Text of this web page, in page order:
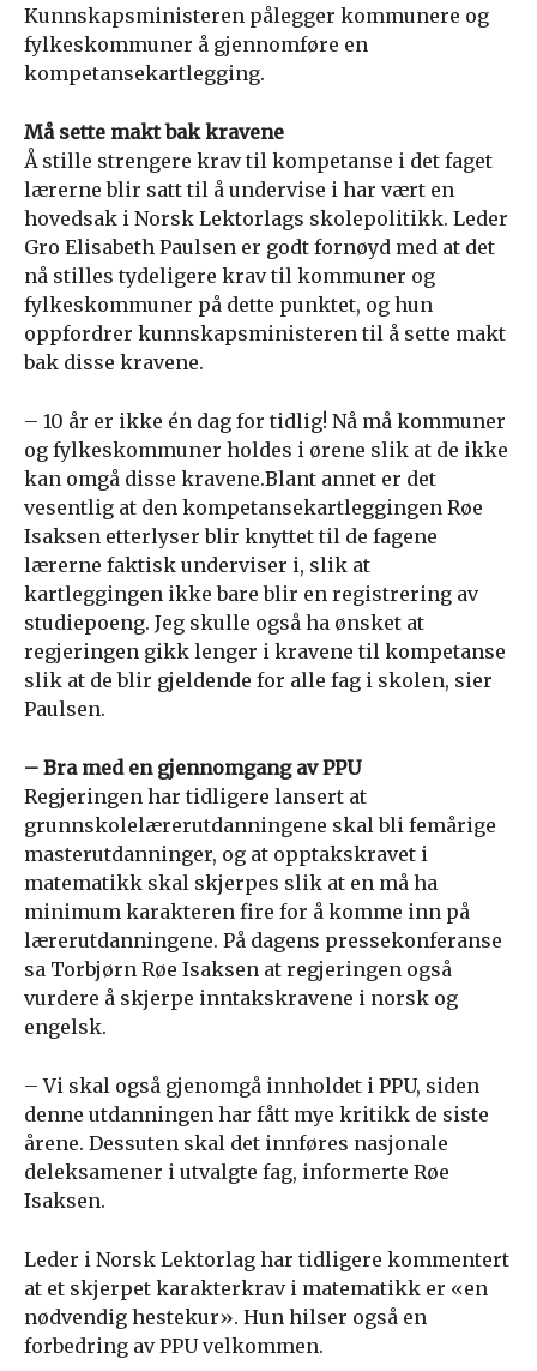
Kunnskapsministeren pålegger kommunere og
fylkeskommuner å gjennomføre en
kompetansekartlegging.
Må sette makt bak kravene
Å stille strengere krav til kompetanse i det faget
lærerne blir satt til å undervise i har vært en
hovedsak i Norsk Lektorlags skolepolitikk. Leder
Gro Elisabeth Paulsen er godt fornøyd med at det
nå stilles tydeligere krav til kommuner og
fylkeskommuner på dette punktet, og hun
oppfordrer kunnskapsministeren til å sette makt
bak disse kravene.
– 10 år er ikke én dag for tidlig! Nå må kommuner
og fylkeskommuner holdes i ørene slik at de ikke
kan omgå disse kravene.Blant annet er det
vesentlig at den kompetansekartleggingen Røe
Isaksen etterlyser blir knyttet til de fagene
lærerne faktisk underviser i, slik at
kartleggingen ikke bare blir en registrering av
studiepoeng. Jeg skulle også ha ønsket at
regjeringen gikk lenger i kravene til kompetanse
slik at de blir gjeldende for alle fag i skolen, sier
Paulsen.
– Bra med en gjennomgang av PPU
Regjeringen har tidligere lansert at
grunnskolelærerutdanningene skal bli femårige
masterutdanninger, og at opptakskravet i
matematikk skal skjerpes slik at en må ha
minimum karakteren fire for å komme inn på
lærerutdanningene. På dagens pressekonferanse
sa Torbjørn Røe Isaksen at regjeringen også
vurdere å skjerpe inntakskravene i norsk og
engelsk.
– Vi skal også gjenomgå innholdet i PPU, siden
denne utdanningen har fått mye kritikk de siste
årene. Dessuten skal det innføres nasjonale
deleksamener i utvalgte fag, informerte Røe
Isaksen.
Leder i Norsk Lektorlag har tidligere kommentert
at et skjerpet karakterkrav i matematikk er «en
nødvendig hestekur». Hun hilser også en
forbedring av PPU velkommen.